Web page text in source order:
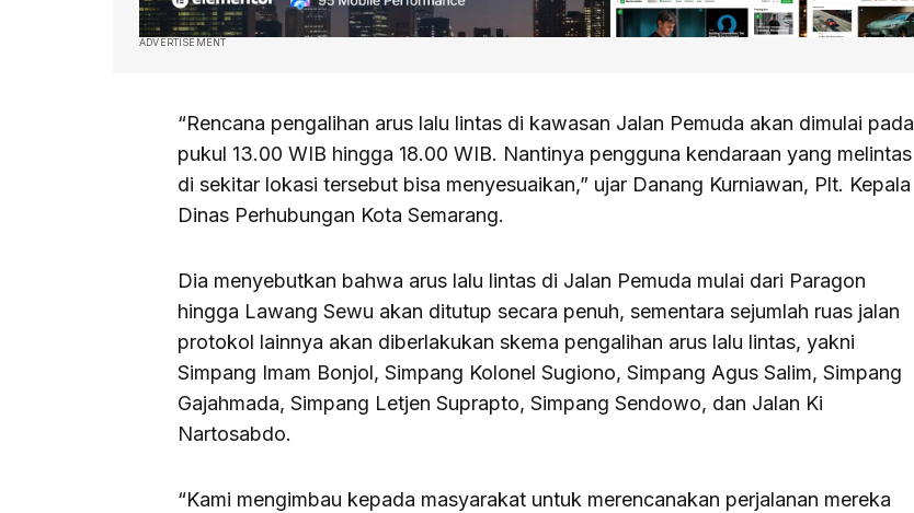
ADVERTISEMENT
“Rencana pengalihan arus lalu lintas di kawasan Jalan Pemuda akan dimulai pada
pukul 13.00 WIB hingga 18.00 WIB. Nantinya pengguna kendaraan yang melintas
di sekitar lokasi tersebut bisa menyesuaikan,” ujar Danang Kurniawan, Plt. Kepala
Dinas Perhubungan Kota Semarang.
Dia menyebutkan bahwa arus lalu lintas di Jalan Pemuda mulai dari Paragon
hingga Lawang Sewu akan ditutup secara penuh, sementara sejumlah ruas jalan
protokol lainnya akan diberlakukan skema pengalihan arus lalu lintas, yakni
Simpang Imam Bonjol, Simpang Kolonel Sugiono, Simpang Agus Salim, Simpang
Gajahmada, Simpang Letjen Suprapto, Simpang Sendowo, dan Jalan Ki
Nartosabdo.
“Kami mengimbau kepada masyarakat untuk merencanakan perjalanan mereka